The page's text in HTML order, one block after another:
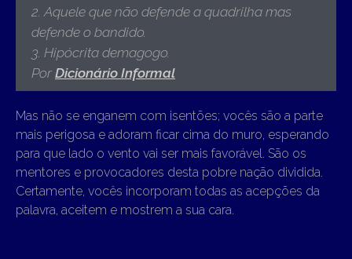
2. Aquele que não defende a quadrilha mas
defende o bandido.
3. Hipócrita demagogo.
Por Dicionário Informal
Mas não se enganem com isentões; vocês são a parte
mais perigosa e adoram ficar cima do muro, esperando
para que lado o vento vai ser mais favorável. São os
mentores e provocadores desta pobre nação dividida.
Certamente, vocês incorporam todas as acepções da
palavra, aceitem e mostrem a sua cara.